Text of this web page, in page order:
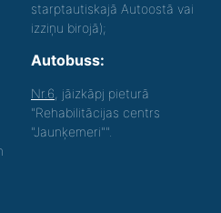
starptautiskajā Autoostā vai
izziņu birojā);
Autobuss:
Nr.6 , jāizkāpj pieturā
"Rehabilitācijas centrs
"Jaunķemeri"".